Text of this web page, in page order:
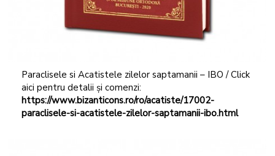
Paraclisele si Acatistele zilelor saptamanii – IBO / Click
aici pentru detalii și comenzi:
https://www.bizanticons.ro/ro/acatiste/17002-
paraclisele-si-acatistele-zilelor-saptamanii-ibo.html